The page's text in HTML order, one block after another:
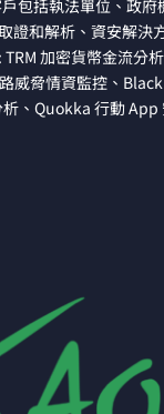
包括執法單位、政
證和解析、資安解決
加密貨幣金流分
威脅情資監控、
、Quokka 行動 App